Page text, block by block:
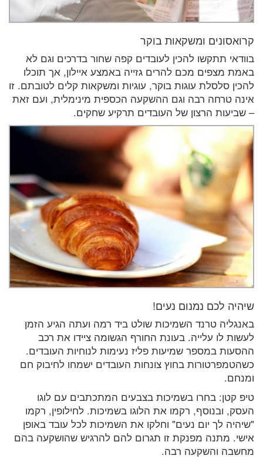
קרואסונים ומשקאות בוקר
בוודאי תתקשו להכין לעובדים קפה שחור בדרכים וגם לא
באמת מצפים מכם להרים גזייה באמצע איילון, אך תוכלו
להכין סלסלת עוגות בוקר, עוגיות ומשקאות קלים לטובתם. זו
אינה טרחה רבה וגם ההשקעה הכספית מינימלית, ועם זאת
– שביעות הרצון של העובדים תרקיע שחקים.
שיהיה לכם נמנום נעים!
באנגליה טרנד השמיכות שולט ביד רמה ועתה הגיע הזמן
לעשות לו עלייה. בעונת החורף הגשומה ציידו את רכב
ההסעות במספר שמיעות פליז נעימות לנוחיות העובדים.
כשהטמפרטורות בחוץ צונחות העובדים ישמחו לחיבוק חם
ומנחם.
טיפ קטן: בחרו בשמיכות בצבעים המתכתבים עם לוגו
העסק, ובנוסף, רקמו את הלוגו בשמיכות. לחילופין, רקמו
"שיהיה לך יום נעים" וחלקו את השמיכות לכל עובד באופן
אישי. מתנה מפנקת זו תגרום להם להרגיש שהושקעה בהם
מחשבה והשקעה רבה.